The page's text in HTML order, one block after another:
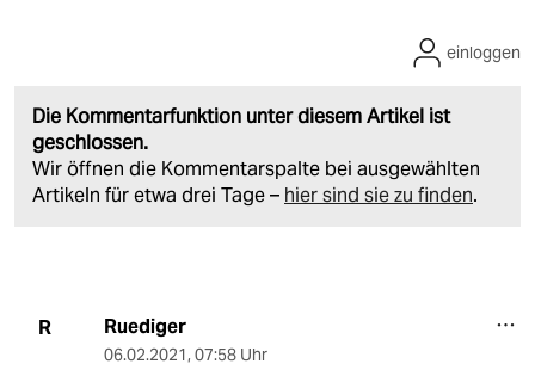
Die Kommentarfunktion unter diesem Artikel ist
geschlossen.
Wir öffnen die Kommentarspalte bei ausgewählten
Artikeln für etwa drei Tage – hier sind sie zu finden.
einloggen
R Ruediger
06.02.2021, 07:58 Uhr